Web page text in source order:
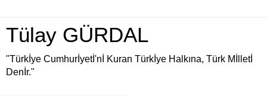
Tülay GÜRDAL
"Türkİye Cumhurİyetİ'nİ Kuran Türkİye Halkına, Türk Mİlletİ
Denİr."